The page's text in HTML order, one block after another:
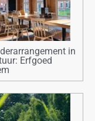
in
Erfgoed